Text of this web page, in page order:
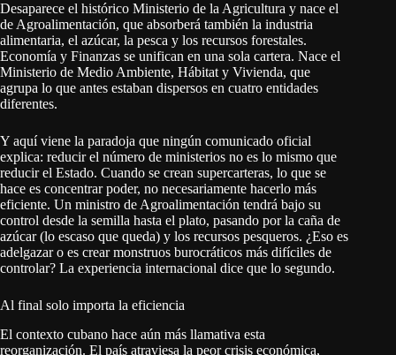
Desaparece el histórico Ministerio de la Agricultura y nace el
de Agroalimentación, que absorberá también la industria
alimentaria, el azúcar, la pesca y los recursos forestales.
Economía y Finanzas se unifican en una sola cartera. Nace el
Ministerio de Medio Ambiente, Hábitat y Vivienda, que
agrupa lo que antes estaban dispersos en cuatro entidades
diferentes.
Y aquí viene la paradoja que ningún comunicado oficial
explica: reducir el número de ministerios no es lo mismo que
reducir el Estado. Cuando se crean supercarteras, lo que se
hace es concentrar poder, no necesariamente hacerlo más
eficiente. Un ministro de Agroalimentación tendrá bajo su
control desde la semilla hasta el plato, pasando por la caña de
azúcar (lo escaso que queda) y los recursos pesqueros. ¿Eso es
adelgazar o es crear monstruos burocráticos más difíciles de
controlar? La experiencia internacional dice que lo segundo.
Al final solo importa la eficiencia
El contexto cubano hace aún más llamativa esta
reorganización. El país atraviesa la peor crisis económica,